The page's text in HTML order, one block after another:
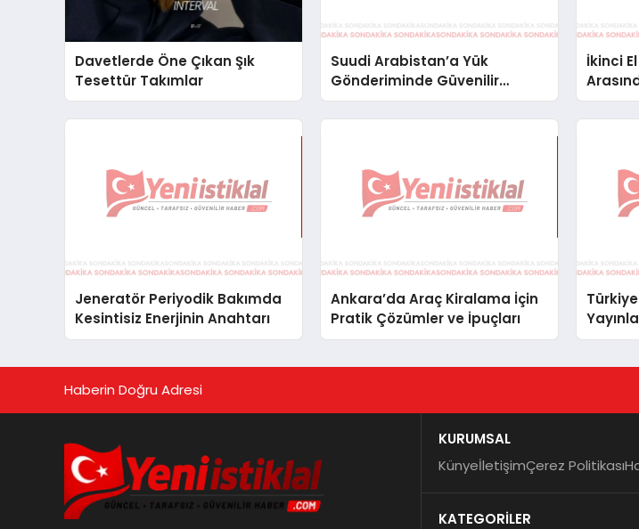
Davetlerde Öne Çıkan Şık
Tesettür Takımlar
Suudi Arabistan’a Yük
Gönderiminde Güvenilir
Lojistik ve Nakliye Çözümleri
İkinci
Jeneratör Periyodik Bakımda
Kesintisiz Enerjinin Anahtarı
Ankara’da Araç Kiralama İçin
Pratik Çözümler ve İpuçları
Fırsat
Haberin Doğru Adresi
KURUMSAL
KünyeİletişimÇerez Politikası
KATEGORİLER